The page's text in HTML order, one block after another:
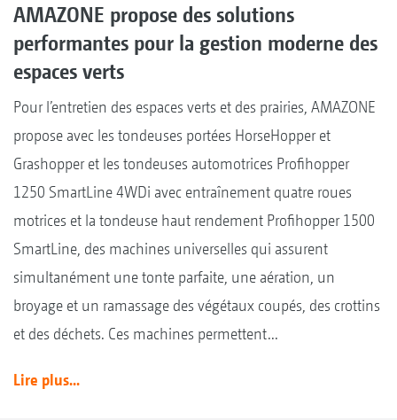
AMAZONE propose des solutions
performantes pour la gestion moderne des
espaces verts
Pour l’entretien des espaces verts et des prairies, AMAZONE
propose avec les tondeuses portées HorseHopper et
Grashopper et les tondeuses automotrices Profihopper
1250 SmartLine 4WDi avec entraînement quatre roues
motrices et la tondeuse haut rendement Profihopper 1500
SmartLine, des machines universelles qui assurent
simultanément une tonte parfaite, une aération, un
broyage et un ramassage des végétaux coupés, des crottins
et des déchets. Ces machines permettent...
Lire plus...